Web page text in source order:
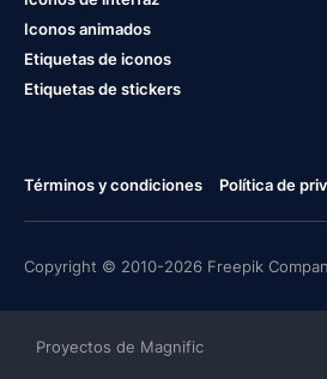
Iconos animados
Etiquetas de iconos
Etiquetas de stickers
Términos y condiciones Política de
Copyright © 2010-2026 Freepik
Proyectos de Magnific